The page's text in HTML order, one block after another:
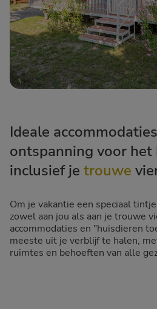
Ideale
ontspanning voor het
inclusief je trouwe
Om je vakantie een speciaal
zowel aan jou als aan je trouwe
accommodaties en "huisdieren
meeste uit je verblijf te halen,
ruimtes en behoeften van alle